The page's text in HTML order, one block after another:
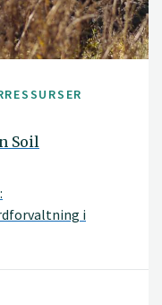
Soil
i